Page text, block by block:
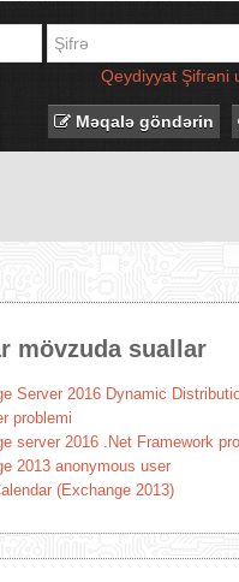
Qeydiyyat Şifrəni
Məqalə göndərin
mövzuda suallar
Server 2016 Dynamic
problemi
server 2016 .Net Framework
2013 anonymous user
(Exchange 2013)